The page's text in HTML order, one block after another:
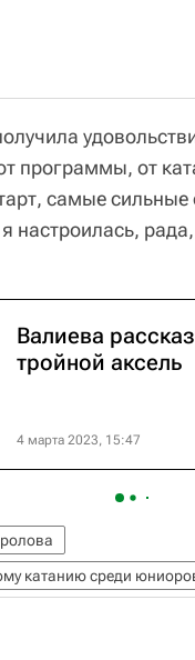
программы, от
самые сильные
настроилась,
Валиева
тройной аксель
4 марта 2023, 15:47
катанию среди